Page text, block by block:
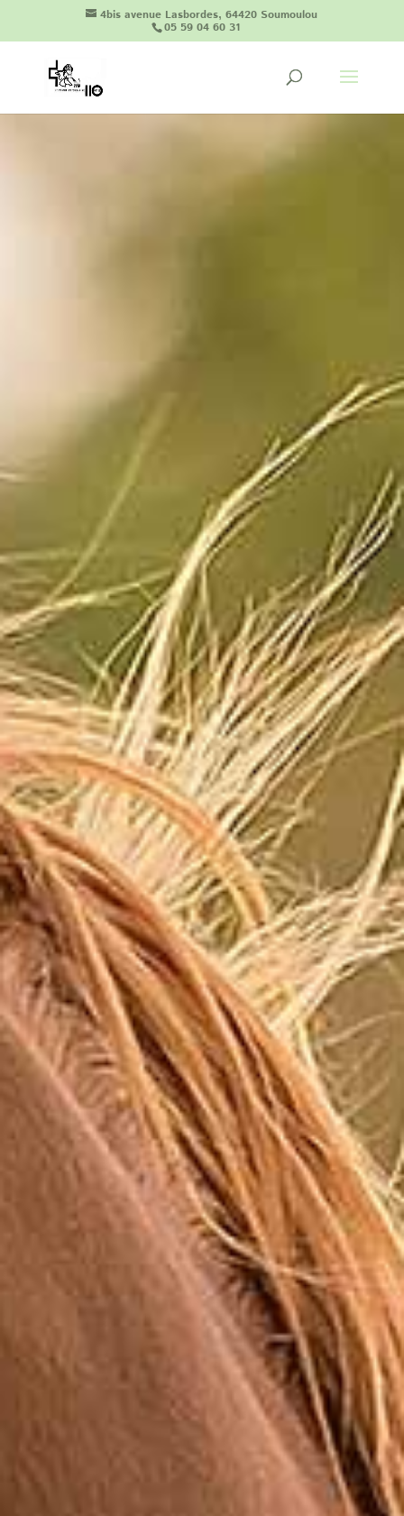
4bis avenue Lasbordes, 64420 Soumoulou
05 59 04 60 31